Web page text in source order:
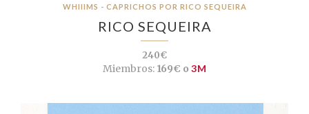
WHIIIMS - CAPRICHOS POR RICO SEQUEIRA
RICO SEQUEIRA
240€
Miembros:169€ o 3M